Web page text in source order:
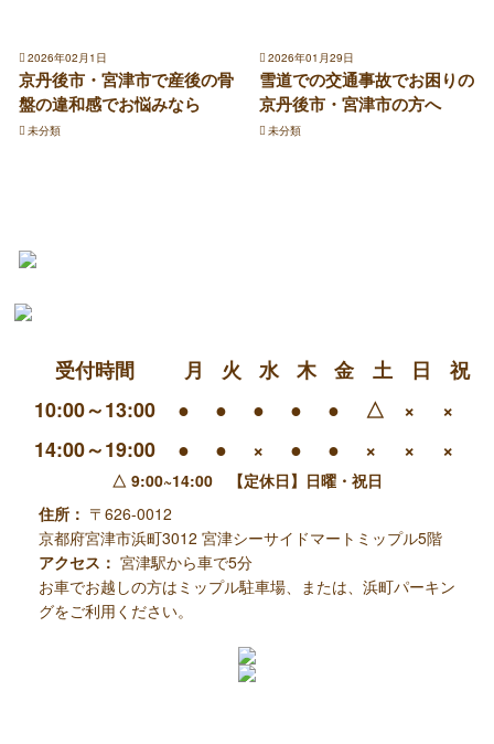
2026年02月1日
京丹後市・宮津市で産後の骨
盤の違和感でお悩みなら
未分類
2026年01月29日
雪道での交通事故でお困りの
京丹後市・宮津市の方へ
未分類
受付時間 月 火 水 木 金 土 日
祝
10:00～13:00
● ● ● ● ● △ ×
×
14:00～19:00
● ● × ● ● × × ×
△ 9:00~14:00 【定休日】日曜・祝日
住所： 〒626-0012
京都府宮津市浜町3012 宮津シーサイドマートミップル5階
アクセス： 宮津駅から車で5分
お車でお越しの方はミップル駐車場、または、浜町パーキン
グをご利用ください。